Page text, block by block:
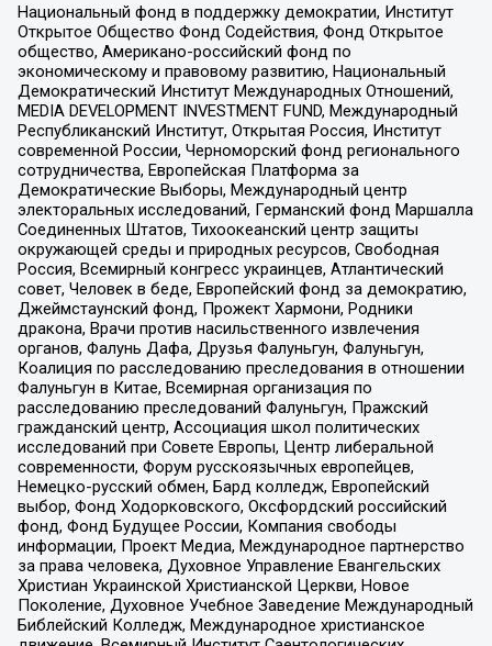
Национальный фонд в поддержку демократии, Институт
Открытое Общество Фонд Содействия, Фонд Открытое
общество, Американо-российский фонд по
экономическому и правовому развитию, Национальный
Демократический Институт Международных Отношений,
MEDIA DEVELOPMENT INVESTMENT FUND, Международный
Республиканский Институт, Открытая Россия, Институт
современной России, Черноморский фонд регионального
сотрудничества, Европейская Платформа за
Демократические Выборы, Международный центр
электоральных исследований, Германский фонд Маршалла
Соединенных Штатов, Тихоокеанский центр защиты
окружающей среды и природных ресурсов, Свободная
Россия, Всемирный конгресс украинцев, Атлантический
совет, Человек в беде, Европейский фонд за демократию,
Джеймстаунский фонд, Прожект Хармони, Родники
дракона, Врачи против насильственного извлечения
органов, Фалунь Дафа, Друзья Фалуньгун, Фалуньгун,
Коалиция по расследованию преследования в отношении
Фалуньгун в Китае, Всемирная организация по
расследованию преследований Фалуньгун, Пражский
гражданский центр, Ассоциация школ политических
исследований при Совете Европы, Центр либеральной
современности, Форум русскоязычных европейцев,
Немецко-русский обмен, Бард колледж, Европейский
выбор, Фонд Ходорковского, Оксфордский российский
фонд, Фонд Будущее России, Компания свободы
информации, Проект Медиа, Международное партнерство
за права человека, Духовное Управление Евангельских
Христиан Украинской Христианской Церкви, Новое
Поколение, Духовное Учебное Заведение Международный
Библейский Колледж, Международное христианское